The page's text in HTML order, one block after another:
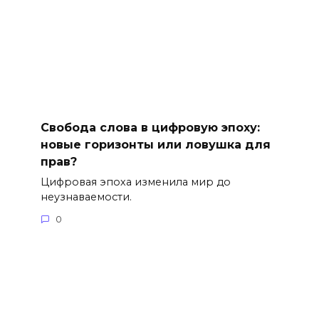
Свобода слова в цифровую эпоху:
новые горизонты или ловушка для
прав?
Цифровая эпоха изменила мир до
неузнаваемости.
0